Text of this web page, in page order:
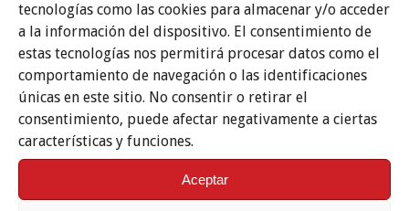
tecnologías como las cookies para almacenar y/o acceder
a la información del dispositivo. El consentimiento de
estas tecnologías nos permitirá procesar datos como el
comportamiento de navegación o las identificaciones
únicas en este sitio. No consentir o retirar el
consentimiento, puede afectar negativamente a ciertas
características y funciones.
Aceptar
‘Cu4tro’. Teatro Central. Cante: Carmen Linares. Flauta/Saxo:
Jorge Pardo. Bajo: Carles Benavent. Batería: Tino Di Geraldo.
Guitarra: Salvador Gutiérrez. Baile: Pepe Torres. Coros y palmas:
Ana María González y Rosario Amador.